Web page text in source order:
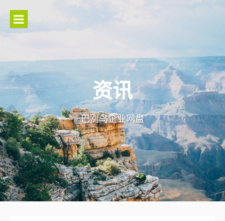
content
资讯
巴别鸟企业网盘